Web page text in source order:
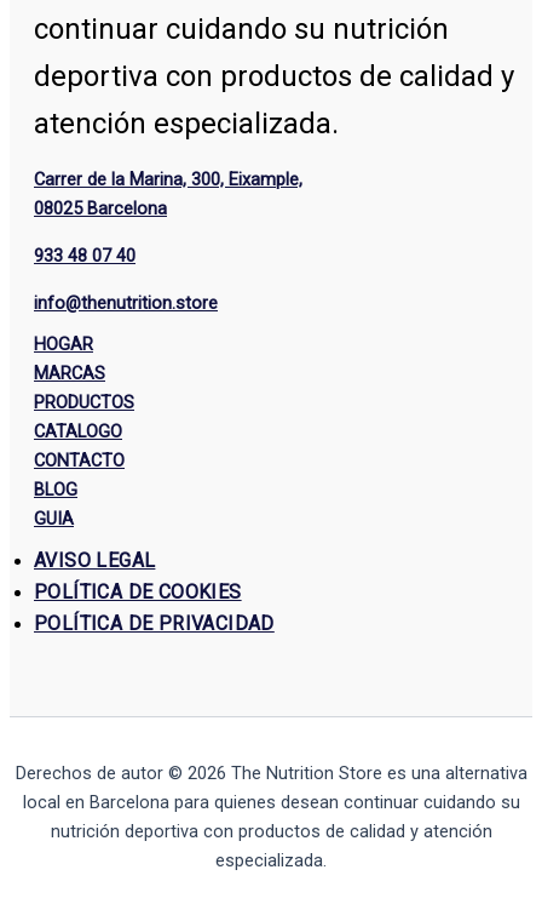
continuar cuidando su nutrición
deportiva con productos de calidad y
atención especializada.
Carrer de la Marina, 300, Eixample,
08025 Barcelona
933 48 07 40
info@thenutrition.store
HOGAR
MARCAS
PRODUCTOS
CATALOGO
CONTACTO
BLOG
GUIA
AVISO LEGAL
POLÍTICA DE COOKIES
POLÍTICA DE PRIVACIDAD
Derechos de autor © 2026 The Nutrition Store es una alternativa
local en Barcelona para quienes desean continuar cuidando su
nutrición deportiva con productos de calidad y atención
especializada.